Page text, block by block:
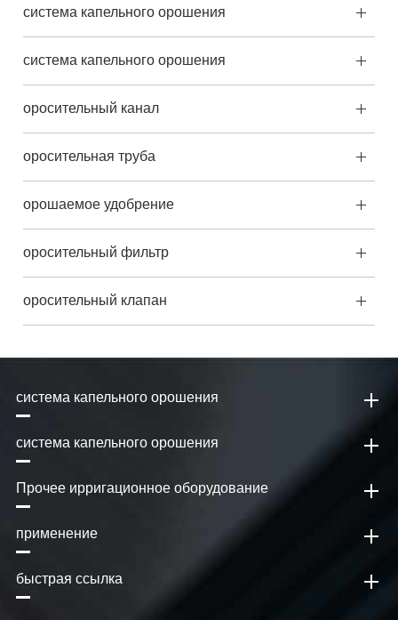
система капельного орошения
система капельного орошения
оросительный канал
оросительная труба
орошаемое удобрение
оросительный фильтр
оросительный клапан
система капельного орошения
система капельного орошения
Прочее ирригационное оборудование
применение
быстрая ссылка